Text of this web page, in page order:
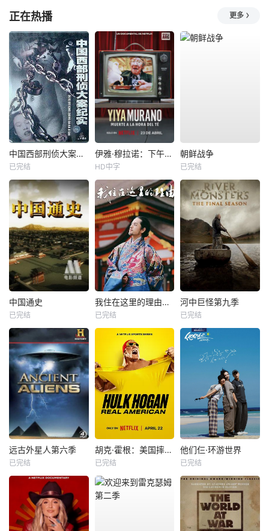
正在热播 更多
中国西部刑侦大案纪实
已完结
伊雅·穆拉诺：下午茶杀机
HD中字
朝鲜战争
已完结
中国通史
已完结
我住在这里的理由第二季
已完结
河中巨怪第九季
已完结
远古外星人第六季
已完结
胡克·霍根：美国摔角传奇
已完结
他们仨·环游世界
已完结